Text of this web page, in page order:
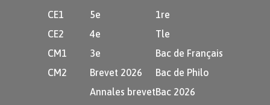
CE1
CE2
CM1
CM2
5e
4e
3e
Brevet 2026
Annales brevet
1re
Tle
Bac de Français
Bac de Philo
Bac 2026